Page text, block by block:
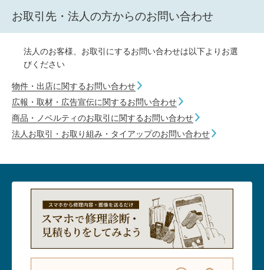
お取引先・法人の方からのお問い合わせ
法人のお客様、お取引にするお問い合わせは以下よりお選
びください
物件・出店に関するお問い合わせ
広報・取材・広告宣伝に関するお問い合わせ
商品・ノベルティのお取引に関するお問い合わせ
法人お取引・お取り組み・タイアップのお問い合わせ